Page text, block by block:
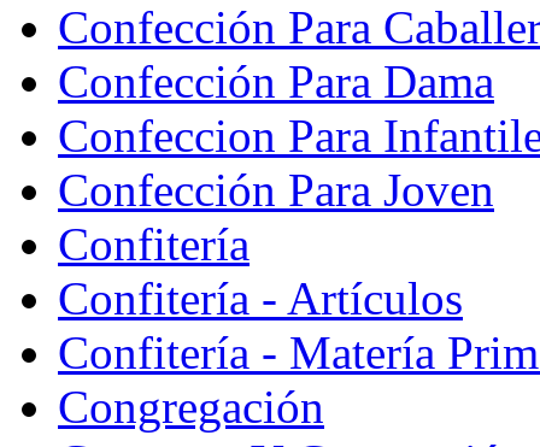
Confección Para
Confección Para Dama
Confeccion Para
Confección Para Joven
Confitería
Confitería - Artículos
Confitería - Matería
Congregación